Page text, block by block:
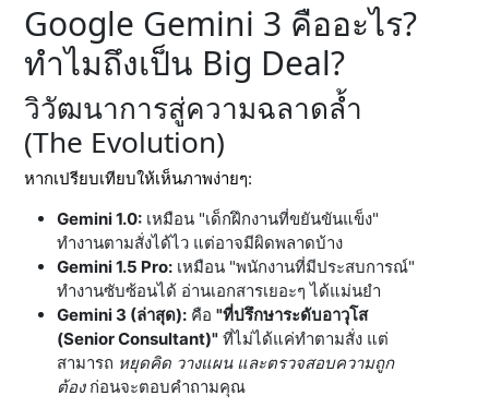
Google Gemini 3 คืออะไร?
ทำไมถึงเป็น Big Deal?
วิวัฒนาการสู่ความฉลาดล้ำ
(The Evolution)
หากเปรียบเทียบให้เห็นภาพง่ายๆ:
Gemini 1.0: เหมือน "เด็กฝึกงานที่ขยันขันแข็ง"
ทำงานตามสั่งได้ไว แต่อาจมีผิดพลาดบ้าง
Gemini 1.5 Pro: เหมือน "พนักงานที่มีประสบการณ์"
ทำงานซับซ้อนได้ อ่านเอกสารเยอะๆ ได้แม่นยำ
Gemini 3 (ล่าสุด): คือ"ที่ปรึกษาระดับอาวุโส
(Senior Consultant)" ที่ไม่ได้แค่ทำตามสั่ง แต่
สามารถ หยุดคิด วางแผน และตรวจสอบความถูก
ต้องก่อนจะตอบคำถามคุณ